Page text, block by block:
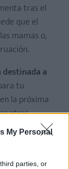
My Personal
parties, or
tras el
que el
mamas o,
a
tu
la próxima
otras